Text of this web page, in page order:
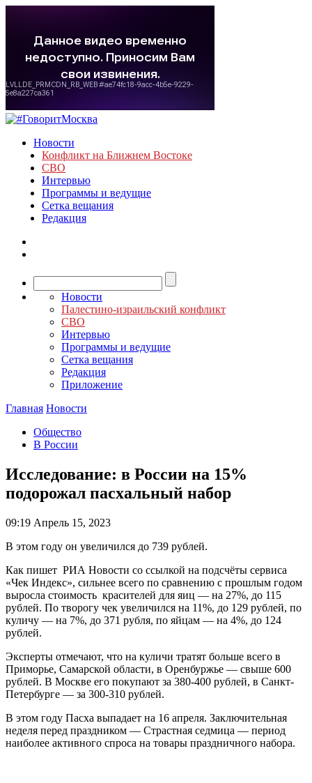
Новости
Конфликт на Ближнем Востоке
СВО
Интервью
Программы и ведущие
Сетка вещания
Редакция
Новости
Палестино-израильский конфликт
СВО
Интервью
Программы и ведущие
Сетка вещания
Редакция
Приложение
Главная Новости
Общество
В России
Исследование: в России на 15%
подорожал пасхальный набор
09:19 Апрель 15, 2023
В этом году он увеличился до 739 рублей.
Как пишет РИА Новости со ссылкой на подсчёты сервиса
«Чек Индекс», сильнее всего по сравнению с прошлым годом
выросла стоимость красителей для яиц — на 27%, до 115
рублей. По творогу чек увеличился на 11%, до 129 рублей, по
куличу — на 7%, до 371 рубля, по яйцам — на 4%, до 124
рублей.
Эксперты отмечают, что на куличи тратят больше всего в
Приморье, Самарской области, в Оренбуржье — свыше 600
рублей. В Москве его покупают за 380-400 рублей, в Санкт-
Петербурге — за 300-310 рублей.
В этом году Пасха выпадает на 16 апреля. Заключительная
неделя перед праздником — Страстная седмица — период
наиболее активного спроса на товары праздничного набора.